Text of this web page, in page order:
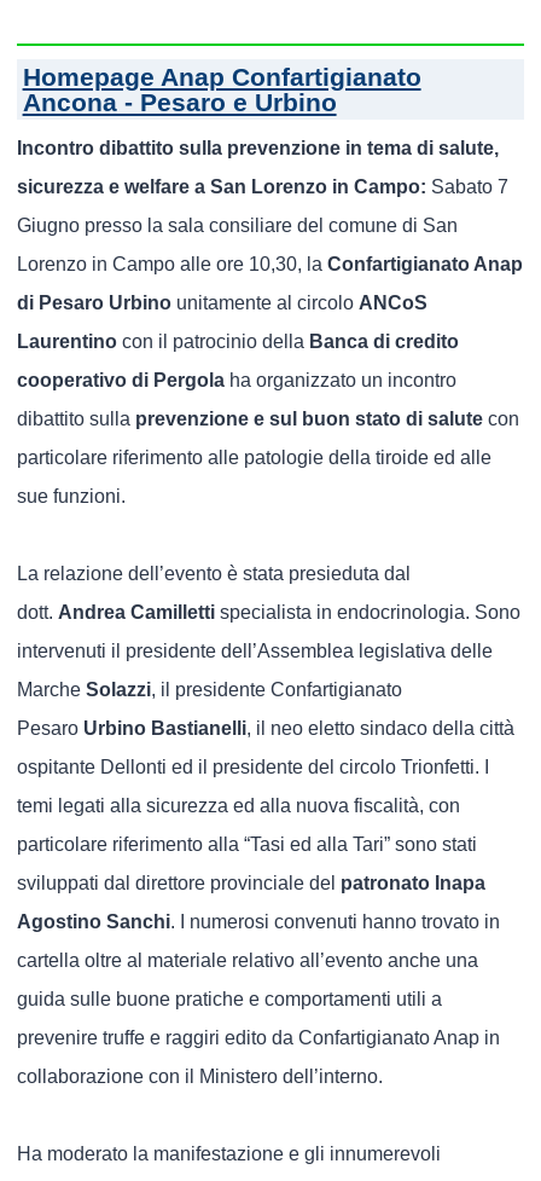
Homepage Anap Confartigianato
Ancona - Pesaro e Urbino
Incontro dibattito sulla prevenzione in tema di salute,
sicurezza e welfare a San Lorenzo in Campo: Sabato 7
Giugno presso la sala consiliare del comune di San
Lorenzo in Campo alle ore 10,30, laConfartigianato Anap
di Pesaro Urbino unitamente al circoloANCoS
Laurentino con il patrocinio della Banca di credito
cooperativo di Pergola ha organizzato un incontro
dibattito sulla prevenzione e sul buon stato di salute con
particolare riferimento alle patologie della tiroide ed alle
sue funzioni.
La relazione dell’evento è stata presieduta dal
dott.Andrea Camilletti specialista in endocrinologia. Sono
intervenuti il presidente dell’Assemblea legislativa delle
MarcheSolazzi, il presidente Confartigianato
Pesaro Urbino Bastianelli, il neo eletto sindaco della città
ospitante Dellonti ed il presidente del circolo Trionfetti. I
temi legati alla sicurezza ed alla nuova fiscalità, con
particolare riferimento alla “Tasi ed alla Tari” sono stati
sviluppati dal direttore provinciale del patronato Inapa
Agostino Sanchi. I numerosi convenuti hanno trovato in
cartella oltre al materiale relativo all’evento anche una
guida sulle buone pratiche e comportamenti utili a
prevenire truffe e raggiri edito da Confartigianato Anap in
collaborazione con il Ministero dell’interno.
Ha moderato la manifestazione e gli innumerevoli